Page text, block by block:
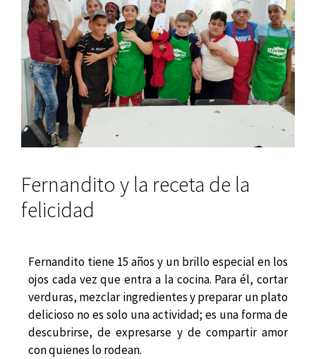
Fernandito y la receta de la
felicidad
Fernandito tiene 15 años y un brillo especial en los
ojos cada vez que entra a la cocina. Para él, cortar
verduras, mezclar ingredientes y preparar un plato
delicioso no es solo una actividad; es una forma de
descubrirse, de expresarse y de compartir amor
con quienes lo rodean.